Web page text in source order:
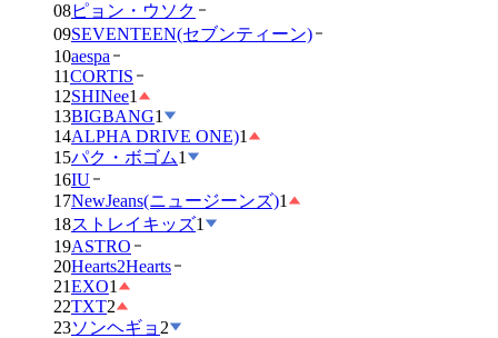
08ピョン・ウソク
09SEVENTEEN(セブンティーン)
10aespa
11CORTIS
12SHINee1
13BIGBANG1
14ALPHA DRIVE ONE)1
15パク・ボゴム1
16IU
17NewJeans(ニュージーンズ)1
18ストレイキッズ1
19ASTRO
20Hearts2Hearts
21EXO1
22TXT2
23ソンヘギョ 2